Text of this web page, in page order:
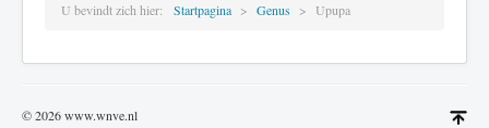
Historie
U bevindt zich hier: Startpagina Genus Upupa
© 2026 www.wnve.nl